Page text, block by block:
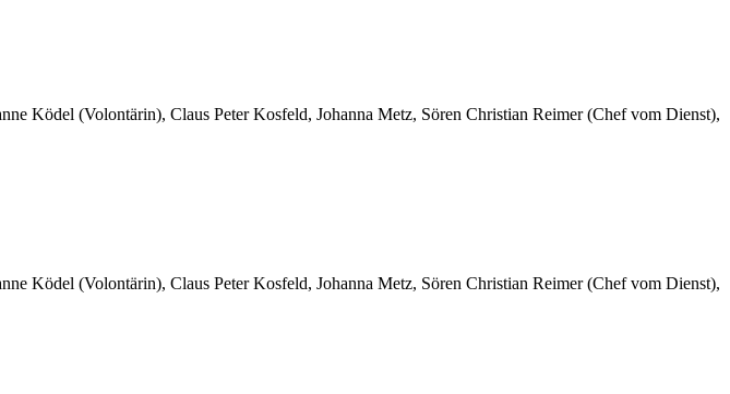
Ködel (Volontärin), Claus Peter Kosfeld, Johanna Metz, Sören Christian Reimer (Chef vom Dienst),
Ködel (Volontärin), Claus Peter Kosfeld, Johanna Metz, Sören Christian Reimer (Chef vom Dienst),